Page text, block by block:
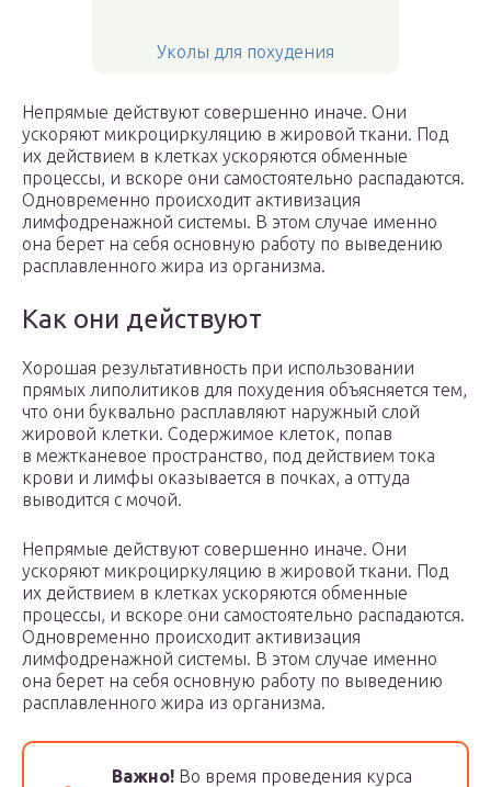
Уколы для похудения
Непрямые действуют совершенно иначе. Они
ускоряют микроциркуляцию в жировой ткани. Под
их действием в клетках ускоряются обменные
процессы, и вскоре они самостоятельно распадаются.
Одновременно происходит активизация
лимфодренажной системы. В этом случае именно
она берет на себя основную работу по выведению
расплавленного жира из организма.
Как они действуют
Хорошая результативность при использовании
прямых липолитиков для похудения объясняется тем,
что они буквально расплавляют наружный слой
жировой клетки. Содержимое клеток, попав
в межтканевое пространство, под действием тока
крови и лимфы оказывается в почках, а оттуда
выводится с мочой.
Непрямые действуют совершенно иначе. Они
ускоряют микроциркуляцию в жировой ткани. Под
их действием в клетках ускоряются обменные
процессы, и вскоре они самостоятельно распадаются.
Одновременно происходит активизация
лимфодренажной системы. В этом случае именно
она берет на себя основную работу по выведению
расплавленного жира из организма.
Важно! Во время проведения курса